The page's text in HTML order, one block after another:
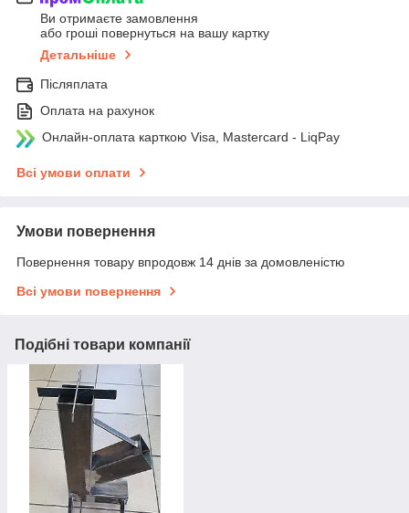
Ви отримаєте замовлення
або гроші повернуться на вашу картку
Детальніше
Післяплата
Оплата на рахунок
Онлайн-оплата карткою Visa, Mastercard - LiqPay
Всі умови оплати
Умови повернення
Повернення товару впродовж 14 днів за домовленістю
Всі умови повернення
Подібні товари компанії